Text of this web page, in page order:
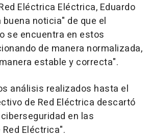
Eléctrica Eléctrica, Eduardo
noticia" de que el
se encuentra en estos
de manera normalizada,
estable y correcta".
análisis realizados hasta el
de Red Eléctrica descartó
en las
Eléctrica".